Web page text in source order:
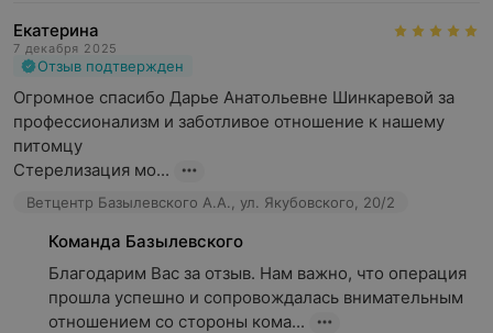
Екатерина
7 декабря 2025
Отзыв подтвержден
Огромное спасибо Дарье Анатольевне Шинкаревой за
профессионализм и заботливое отношение к нашему
питомцу
Стерелизация мо...
Ветцентр Базылевского А.А., ул. Якубовского, 20/2
Команда Базылевского
Благодарим Вас за отзыв. Нам важно, что операция
прошла успешно и сопровождалась внимательным
отношением со стороны кома...